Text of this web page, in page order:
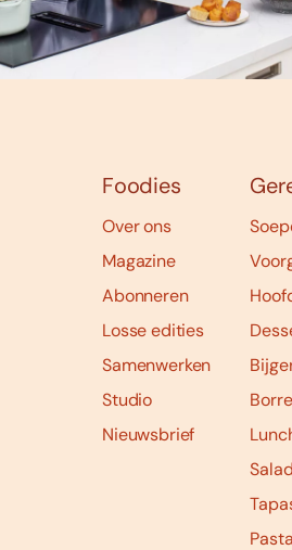
Foodies
Over ons
Magazine
Abonneren
Losse edities
Samenwerken
Studio
Nieuwsbrief
Pasta